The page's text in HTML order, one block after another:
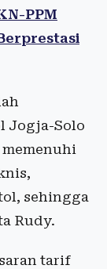
PPM
Jogja-Solo
sehingga
Rudy.
tarif